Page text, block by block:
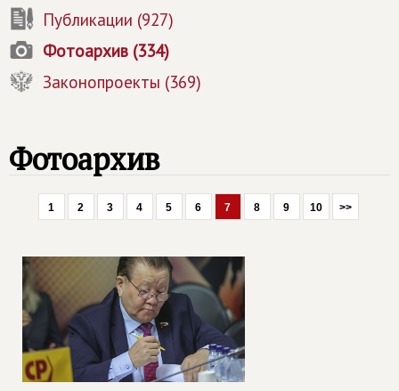
Публикации (927)
Фотоархив (334)
Законопроекты (369)
Фотоархив
1 2 3 4 5 6 7 8 9 10 >>